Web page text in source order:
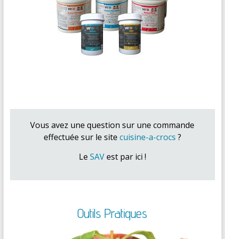
Vous avez une question sur une commande
effectuée sur le site cuisine-a-crocs ?
Le SAVest par ici !
Outils Pratiques